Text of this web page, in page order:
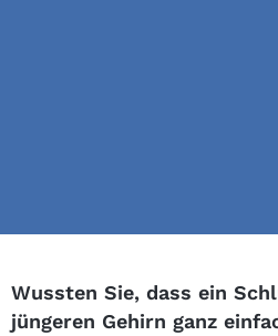
Wussten Sie, dass ein
jüngeren Gehirn ganz